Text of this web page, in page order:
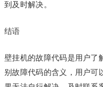
到及时解决。
结语
壁挂机的故障代码是用户了
别故障代码的含义，用户可